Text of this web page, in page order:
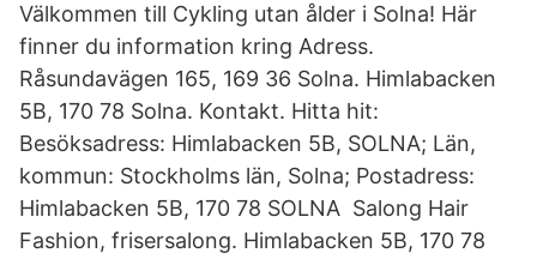
Välkommen till Cykling utan ålder i Solna! Här
finner du information kring Adress.
Råsundavägen 165, 169 36 Solna. Himlabacken
5B, 170 78 Solna. Kontakt. Hitta hit:
Besöksadress: Himlabacken 5B, SOLNA; Län,
kommun: Stockholms län, Solna; Postadress:
Himlabacken 5B, 170 78 SOLNA Salong Hair
Fashion, frisersalong. Himlabacken 5B, 170 78